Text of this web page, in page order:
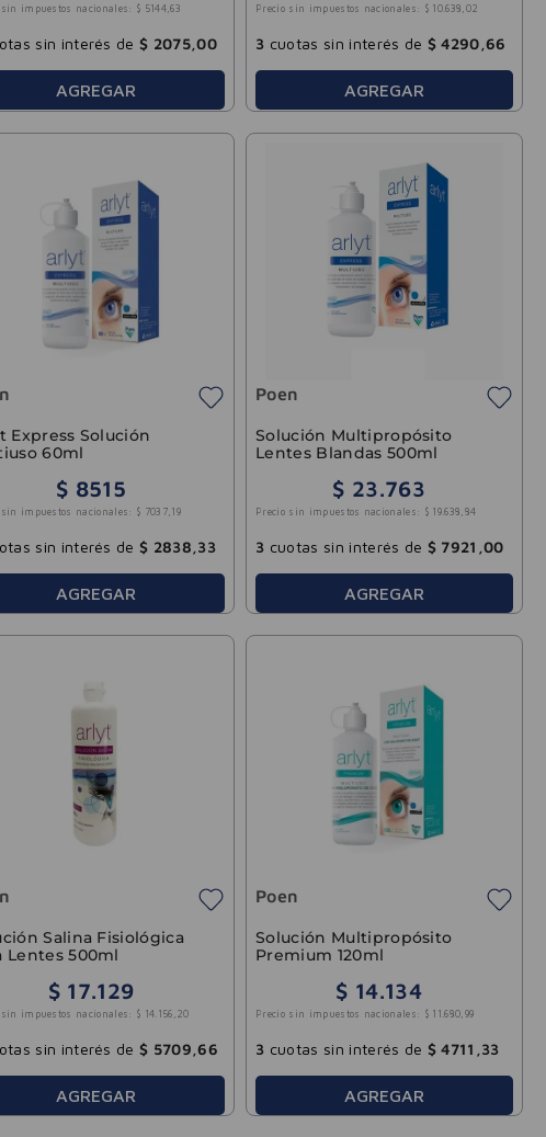
sin impuestos nacionales: $ 5144,63
sin interés de $ 2075,00
AGREGAR
Precio sin impuestos nacionales: $ 10.638 , 02
3 cuotas sin interés de $ 4290 ,66
AGREGAR
Express Solución
60ml
$ 8515
sin impuestos nacionales: $ 7037, 19
sin interés de $ 2838 33
AGREGAR
Poen
Solución Multipropósito
Lentes Blandas 500ml
$ 23.763
Precio sin impuestos nacionales: $ 19.638 84
3 cuotas sin interés de $ 7921 ,00
AGREGAR
Salina Fisiológica
Lentes 500ml
$ 17.129
sin impuestos nacionales: $ 14 156 20
sin interés de $ 5709 ,66
AGREGAR
Poen
Solución Multipropósito
Premium 120ml
$ 14.134
Precio sin impuestos nacionales: $ 11 .680 99
3 cuotas sin interés de $ 4711 33
AGREGAR